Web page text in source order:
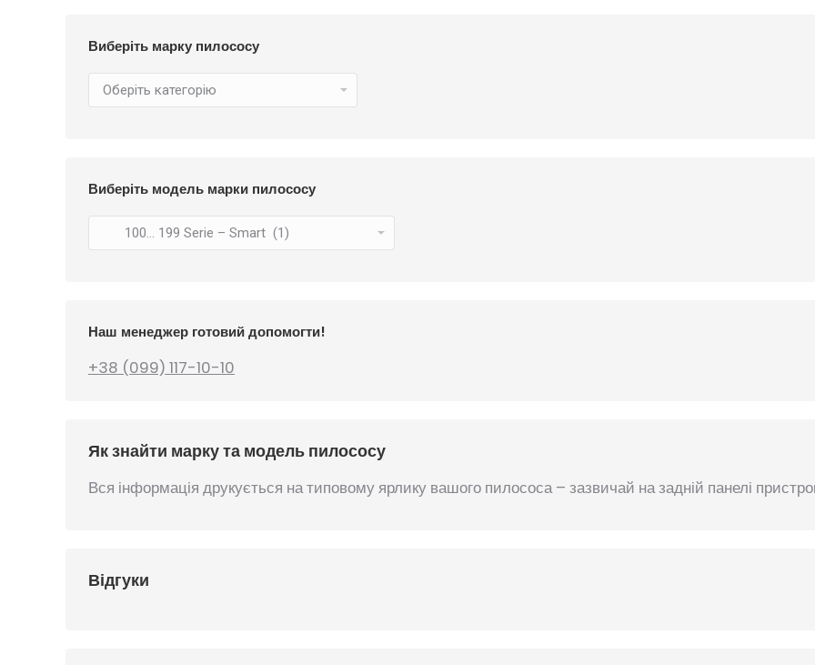
Виберіть марку пилососу
Виберіть модель марки пилососу
Наш менеджер готовий допомогти!
+38 (099) 117-10-10
Як знайти марку та модель пилососу
Вся інформація друкується на типовому ярлику вашого пилососа – зазвичай на задній панелі
Відгуки